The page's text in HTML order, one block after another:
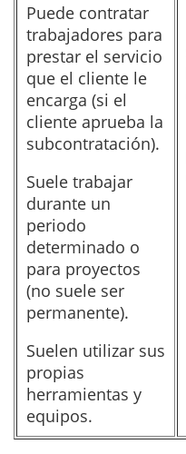
Puede contratar
trabajadores para
prestar el servicio
que el cliente le
encarga (si el
cliente aprueba la
subcontratación).
Suele trabajar
durante un
periodo
determinado o
para proyectos
(no suele ser
permanente).
Suelen utilizar sus
propias
herramientas y
equipos.